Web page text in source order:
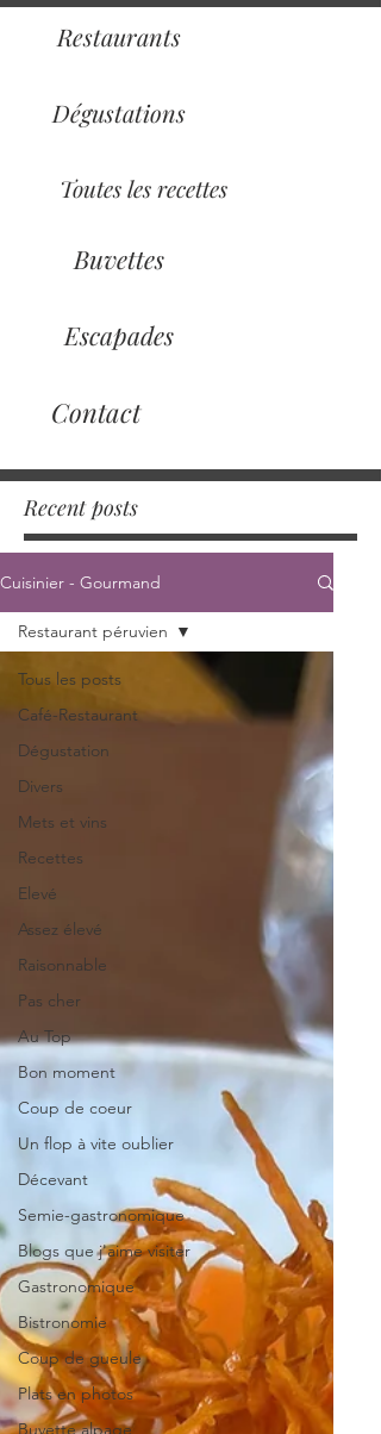
Restaurants
Dégustations
Toutes les recettes
Buvettes
Escapades
Contact
Recent posts
Cuisinier - Gourmand
Tous les posts
Café-Restaurant
Dégustation
Divers
Mets et vins
Recettes
Elevé
Assez élevé
Raisonnable
Pas cher
Au Top
Bon moment
Coup de coeur
Un flop à vite oublier
Décevant
Semie-gastronomique
Blogs que j'aime visiter
Gastronomique
Bistronomie
Coup de gueule
Plats en photos
Buvette alpage
Restaurant péruvien